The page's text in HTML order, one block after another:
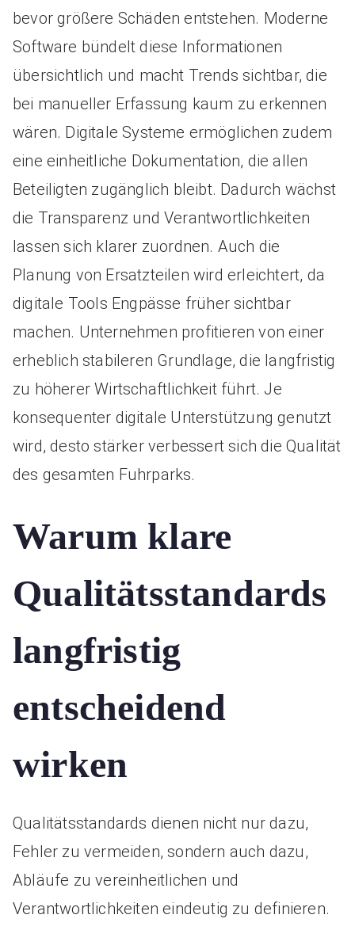
bevor größere Schäden entstehen. Moderne
Software bündelt diese Informationen
übersichtlich und macht Trends sichtbar, die
bei manueller Erfassung kaum zu erkennen
wären. Digitale Systeme ermöglichen zudem
eine einheitliche Dokumentation, die allen
Beteiligten zugänglich bleibt. Dadurch wächst
die Transparenz und Verantwortlichkeiten
lassen sich klarer zuordnen. Auch die
Planung von Ersatzteilen wird erleichtert, da
digitale Tools Engpässe früher sichtbar
machen. Unternehmen profitieren von einer
erheblich stabileren Grundlage, die langfristig
zu höherer Wirtschaftlichkeit führt. Je
konsequenter digitale Unterstützung genutzt
wird, desto stärker verbessert sich die Qualität
des gesamten Fuhrparks.
Warum klare
Qualitätsstandards
langfristig
entscheidend
wirken
Qualitätsstandards dienen nicht nur dazu,
Fehler zu vermeiden, sondern auch dazu,
Abläufe zu vereinheitlichen und
Verantwortlichkeiten eindeutig zu definieren.